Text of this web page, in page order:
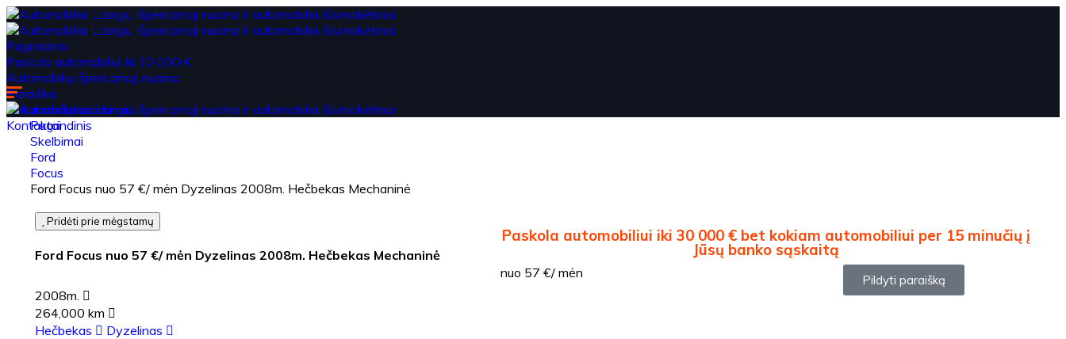
Pagrindinis
Paskola automobiliui iki 30 000 €
Automobilių išperkamoji nuoma
Paraiška
Automobilių supirkimas
Kontaktai
Pagrindinis
Skelbimai
Ford
Focus
Ford Focus nuo 57 €/ mėn Dyzelinas 2008m. Hečbekas Mechaninė
Pridėti prie mėgstamų
Ford Focus nuo 57 €/ mėn Dyzelinas 2008m. Hečbekas Mechaninė
2008m.
264,000 km
Hečbekas
Dyzelinas
Paskola automobiliui iki 30 000 € bet kokiam automobiliui per 15 minučių į
Jūsų banko sąskaitą
nuo 57 €/ mėn Pildyti paraišką